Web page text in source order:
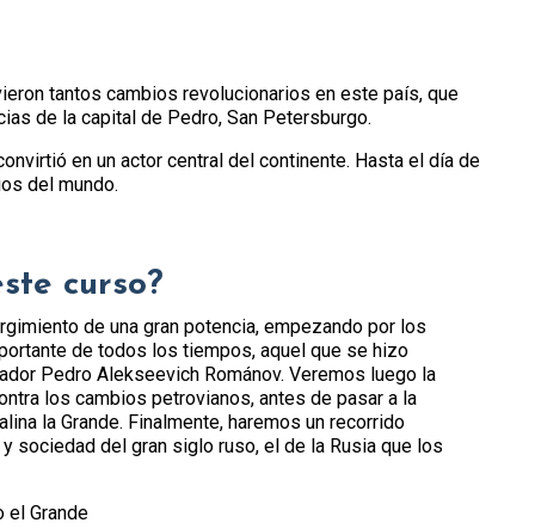
tantos cambios revolucionarios en este país, que
de la capital de Pedro, San Petersburgo.
en un actor central del continente. Hasta el día de
del mundo.
curso?
de una gran potencia, empezando por los
de todos los tiempos, aquel que se hizo
Pedro Alekseevich Románov. Veremos luego la
los cambios petrovianos, antes de pasar a la
la Grande. Finalmente, haremos un recorrido
sociedad del gran siglo ruso, el de la Rusia que los
el Grande